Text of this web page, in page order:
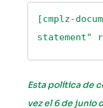
[cmplz-
statement"
Esta política de
vez el 6 de junio